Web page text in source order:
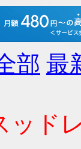
部 最
ッド